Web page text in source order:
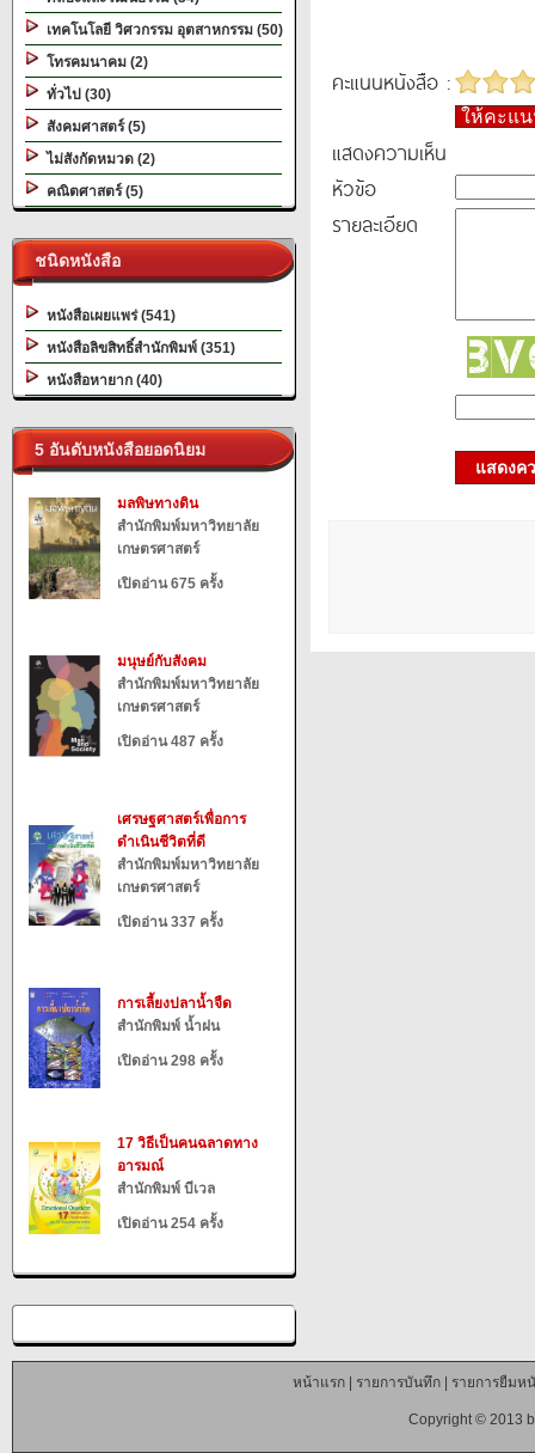
เทคโนโลยี วิศวกรรม อุตสาหกรรม (50)
โทรคมนาคม (2)
ทั่วไป (30)
สังคมศาสตร์ (5)
ไม่สังกัดหมวด (2)
คณิตศาสตร์ (5)
ชนิดหนังสือ
หนังสือเผยแพร่ (541)
หนังสือลิขสิทธิ์สำนักพิมพ์ (351)
หนังสือหายาก (40)
5 อันดับหนังสือยอดนิยม
มลพิษทางดิน
สำนักพิมพ์มหาวิทยาลัย
เกษตรศาสตร์
เปิดอ่าน 675 ครั้ง
มนุษย์กับสังคม
สำนักพิมพ์มหาวิทยาลัย
เกษตรศาสตร์
เปิดอ่าน 487 ครั้ง
เศรษฐศาสตร์เพื่อการ
ดำเนินชีวิตที่ดี
สำนักพิมพ์มหาวิทยาลัย
เกษตรศาสตร์
เปิดอ่าน 337 ครั้ง
การเลี้ยงปลาน้ำจืด
สำนักพิมพ์ น้ำฝน
เปิดอ่าน 298 ครั้ง
17 วิธีเป็นคนฉลาดทาง
อารมณ์
สำนักพิมพ์ บีเวล
เปิดอ่าน 254 ครั้ง
คะแนนหนังสือ :
ให้คะแ
แสดงความเห็น
หัวข้อ
รายละเอียด
แสดงค
หน้าแรก| รายการบันทึก| รายการยืมห
Copyright © 2013